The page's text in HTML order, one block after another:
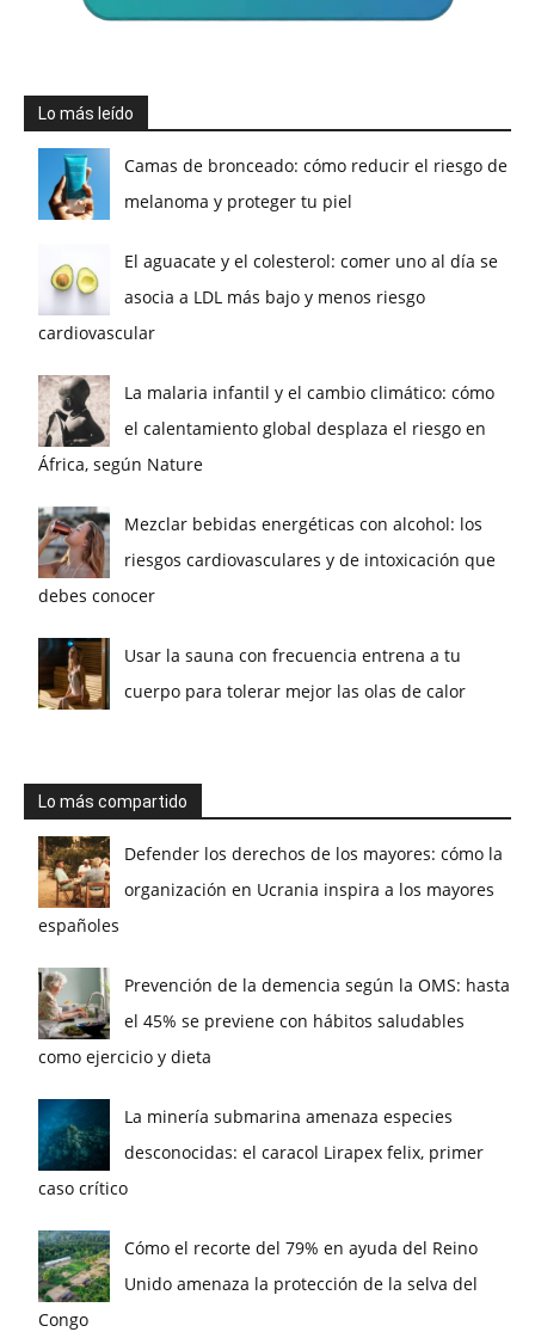
Lo más leído
Camas de bronceado: cómo reducir el riesgo de
melanoma y proteger tu piel
El aguacate y el colesterol: comer uno al día se
asocia a LDL más bajo y menos riesgo
cardiovascular
La malaria infantil y el cambio climático: cómo
el calentamiento global desplaza el riesgo en
África, según Nature
Mezclar bebidas energéticas con alcohol: los
riesgos cardiovasculares y de intoxicación que
debes conocer
Usar la sauna con frecuencia entrena a tu
cuerpo para tolerar mejor las olas de calor
Lo más compartido
Defender los derechos de los mayores: cómo la
organización en Ucrania inspira a los mayores
españoles
Prevención de la demencia según la OMS: hasta
el 45% se previene con hábitos saludables
como ejercicio y dieta
La minería submarina amenaza especies
desconocidas: el caracol Lirapex felix, primer
caso crítico
Cómo el recorte del 79% en ayuda del Reino
Unido amenaza la protección de la selva del
Congo